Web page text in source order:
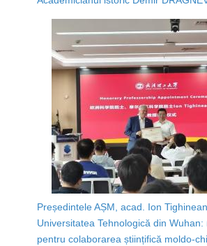
Președintele AȘM, acad. Ion
Universitatea Tehnologică din
pentru colaborarea științifică moldo-